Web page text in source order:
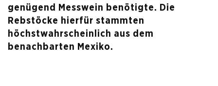
genügend Messwein benötigte. Die
Rebstöcke hierfür stammten
höchstwahrscheinlich aus dem
benachbarten Mexiko.